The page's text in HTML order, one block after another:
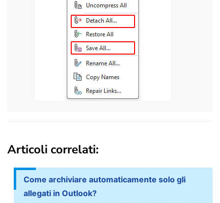
Articoli correlati:
Come archiviare automaticamente solo gli
allegati in Outlook?